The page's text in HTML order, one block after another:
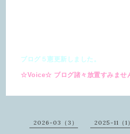
ブログ５憲更新しました。
☆Voice☆ ブログ諸々放置すみませ
2026-03（3） 2025-11（1）